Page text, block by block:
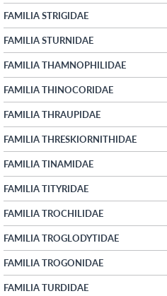
FAMILIA STRIGIDAE
FAMILIA STURNIDAE
FAMILIA THAMNOPHILIDAE
FAMILIA THINOCORIDAE
FAMILIA THRAUPIDAE
FAMILIA THRESKIORNITHIDAE
FAMILIA TINAMIDAE
FAMILIA TITYRIDAE
FAMILIA TROCHILIDAE
FAMILIA TROGLODYTIDAE
FAMILIA TROGONIDAE
FAMILIA TURDIDAE